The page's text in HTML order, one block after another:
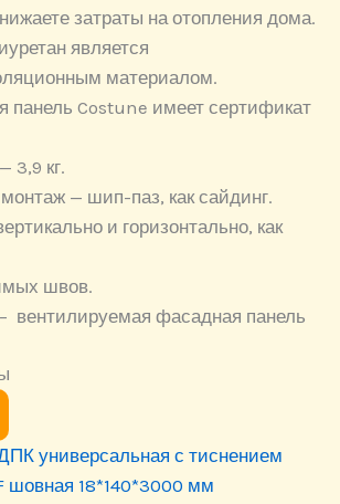
затраты на отопления дома.
является
материалом.
панель Costune имеет сертификат
3,9 кг.
— шип-паз, как сайдинг.
и горизонтально, как
швов.
вентилируемая фасадная панель